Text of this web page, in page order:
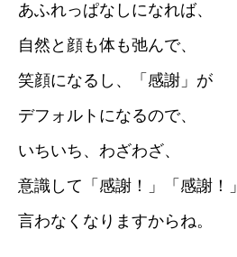
あふれっぱなしになれば、
自然と顔も体も弛んで、
笑顔になるし、「感謝」が
デフォルトになるので、
いちいち、わざわざ、
意識して「感謝！」「感謝！」
言わなくなりますからね。